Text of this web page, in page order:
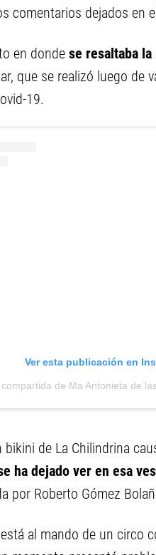
comentarios dejados en
en donde se resaltaba
que se realizó luego de
19.
Ver esta publicación en
de La Chilindrina
ha dejado ver en esa
por Roberto Gómez
al mando de un circo